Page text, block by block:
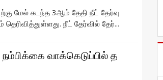
மேல் கடந்த 3ஆம் தேதி நீட் தேர்வு
நீட் தேர்வில் தேர்...
வாக்கெடுப்பில் த